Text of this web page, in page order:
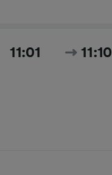
11:01 11:10